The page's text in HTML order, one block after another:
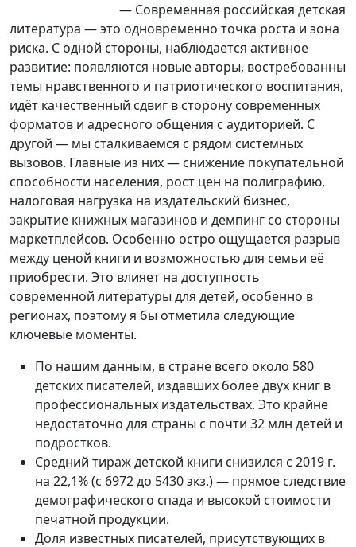
— Современная российская детская
литература — это одновременно точка роста и зона
риска. С одной стороны, наблюдается активное
развитие: появляются новые авторы, востребованны
темы нравственного и патриотического воспитания,
идёт качественный сдвиг в сторону современных
форматов и адресного общения с аудиторией. С
другой — мы сталкиваемся с рядом системных
вызовов. Главные из них — снижение покупательной
способности населения, рост цен на полиграфию,
налоговая нагрузка на издательский бизнес,
закрытие книжных магазинов и демпинг со стороны
маркетплейсов. Особенно остро ощущается разрыв
между ценой книги и возможностью для семьи её
приобрести. Это влияет на доступность
современной литературы для детей, особенно в
регионах, поэтому я бы отметила следующие
ключевые моменты.
По нашим данным, в стране всего около 580
детских писателей, издавших более двух книг в
профессиональных издательствах. Это крайне
недостаточно для страны с почти 32 млн детей и
подростков.
Средний тираж детской книги снизился с 2019 г.
на 22,1% (с 6972 до 5430 экз.) — прямое следствие
демографического спада и высокой стоимости
печатной продукции.
Доля известных писателей, присутствующих в